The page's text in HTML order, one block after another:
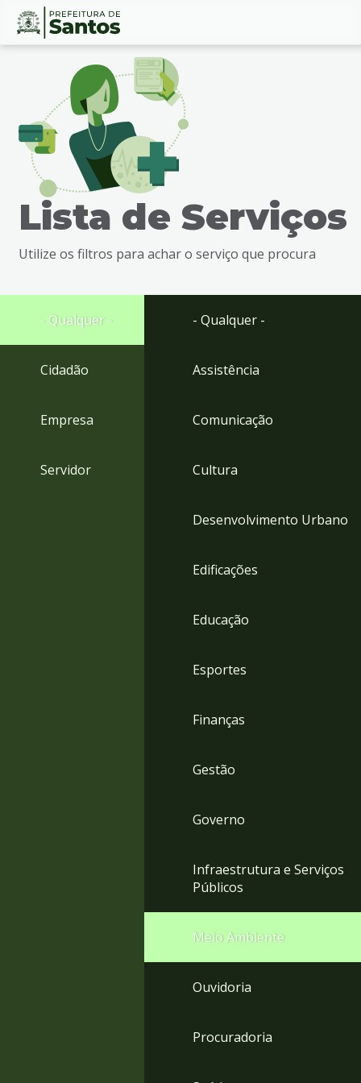
Ir
busca
Ir
rodapé
Conteúdo
Lista de Serviços
Utilize os filtros para achar o serviço que procura
- Qualquer -
Cidadão
Empresa
Servidor
- Qualquer -
Assistência
Comunicação
Cultura
Desenvolvimento Urbano
Edificações
Educação
Esportes
Finanças
Gestão
Governo
Infraestrutura e Serviços
Públicos
Meio Ambiente
Ouvidoria
Procuradoria